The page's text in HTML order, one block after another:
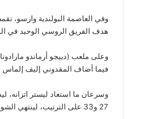
وفي العاصمة البولندية وارسو،
هدف الفريق الروسي الوحيد في
وعلى ملعب (دييجو أرماندو
فيما أضاف المقدوني إليف إلماس
وسرعان ما استعاد ليستر اتزانه،
27 و33 على الترتيب، لينتهي الشوط الأول بالتعادل 2-2.